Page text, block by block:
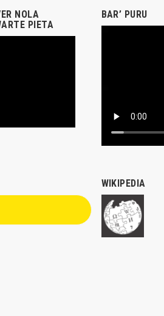
NOLA
PIETA
BAR’ PURU
WIKIPEDIA